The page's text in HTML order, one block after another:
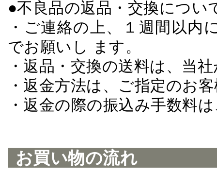
●不良品の返品・交換につい
・ご連絡の上、１週間以
でお願いし ます。
・返品・交換の送料は、当
・返金方法は、ご指定のお
・返金の際の振込み手数料
お買い物の流れ